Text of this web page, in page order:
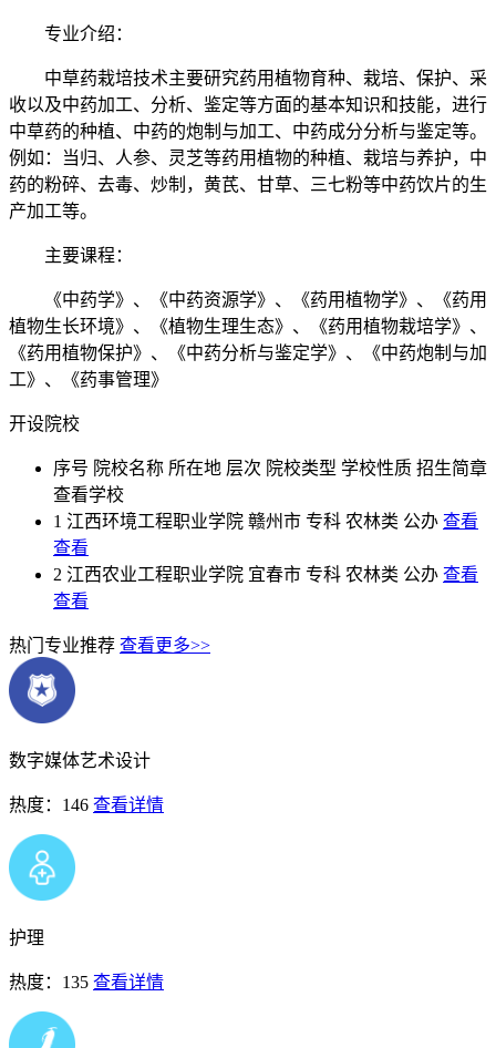
专业介绍：
中草药栽培技术主要研究药用植物育种、栽培、保护、采
收以及中药加工、分析、鉴定等方面的基本知识和技能，进行
中草药的种植、中药的炮制与加工、中药成分分析与鉴定等。
例如：当归、人参、灵芝等药用植物的种植、栽培与养护，中
药的粉碎、去毒、炒制，黄芪、甘草、三七粉等中药饮片的生
产加工等。
主要课程：
《中药学》、《中药资源学》、《药用植物学》、《药用
植物生长环境》、《植物生理生态》、《药用植物栽培学》、
《药用植物保护》、《中药分析与鉴定学》、《中药炮制与加
工》、《药事管理》
开设院校
序号 院校名称 所在地 层次 院校类型 学校性质 招生简章
查看学校
1 江西环境工程职业学院 赣州市 专科 农林类 公办 查看
查看
2 江西农业工程职业学院 宜春市 专科 农林类 公办 查看
查看
热门专业推荐 查看更多>>
数字媒体艺术设计
热度：146 查看详情
护理
热度：135 查看详情